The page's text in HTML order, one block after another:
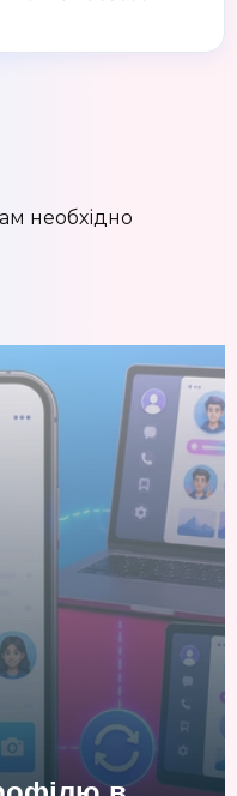
необхідно